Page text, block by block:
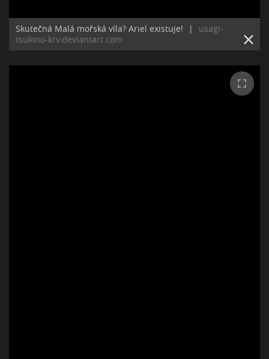
Skutečná Malá mořská víla? Ariel existuje! |
usagi-
tsukino-krv.deviantart.com